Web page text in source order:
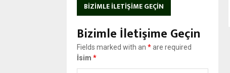
BIZIMLE İLETIŞIME GEÇIN
Bizimle İletişime Geçin
Fields marked with an *are required
İsim *